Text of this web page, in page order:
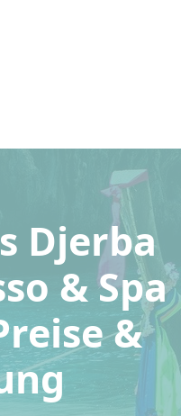
Djerba
& Spa
&